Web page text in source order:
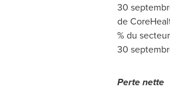
30
de
% du
30
Perte nette